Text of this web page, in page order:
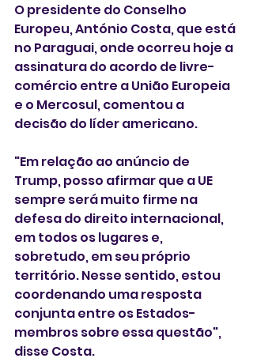
O presidente do Conselho
Europeu, António Costa, que está
no Paraguai, onde ocorreu hoje a
assinatura do acordo de livre-
comércio entre a União Europeia
e o Mercosul, comentou a
decisão do líder americano.
"Em relação ao anúncio de
Trump, posso afirmar que a UE
sempre será muito firme na
defesa do direito internacional,
em todos os lugares e,
sobretudo, em seu próprio
território. Nesse sentido, estou
coordenando uma resposta
conjunta entre os Estados-
membros sobre essa questão",
disse Costa.